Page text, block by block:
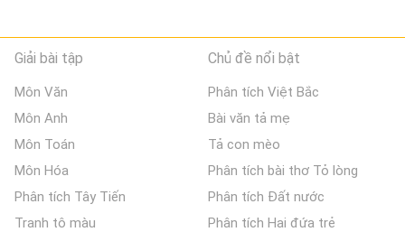
Giải bài tập
Môn Văn
Môn Anh
Môn Toán
Môn Hóa
Phân tích Tây Tiến
Tranh tô màu
Chủ đề nổi bật
Phân tích Việt Bắc
Bài văn tả mẹ
Tả con mèo
Phân tích bài thơ Tỏ lòng
Phân tích Đất nước
Phân tích Hai đứa trẻ